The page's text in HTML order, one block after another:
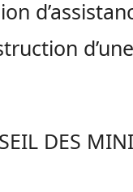
d’une
DES